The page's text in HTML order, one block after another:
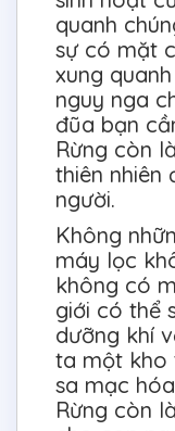
quanh
sự có mặt
xung
nguy nga
đũa bạn
Rừng còn
thiên nhiên
người.
Không
máy lọc
không có
giới có thể
dưỡng khí
ta một kho
sa mạc
Rừng còn